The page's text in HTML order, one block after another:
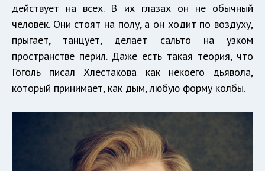
действует на всех. В их глазах он не обычный
человек. Они стоят на полу, а он ходит по воздуху,
прыгает, танцует, делает сальто на узком
пространстве перил. Даже есть такая теория, что
Гоголь писал Хлестакова как некоего дьявола,
который принимает, как дым, любую форму колбы.